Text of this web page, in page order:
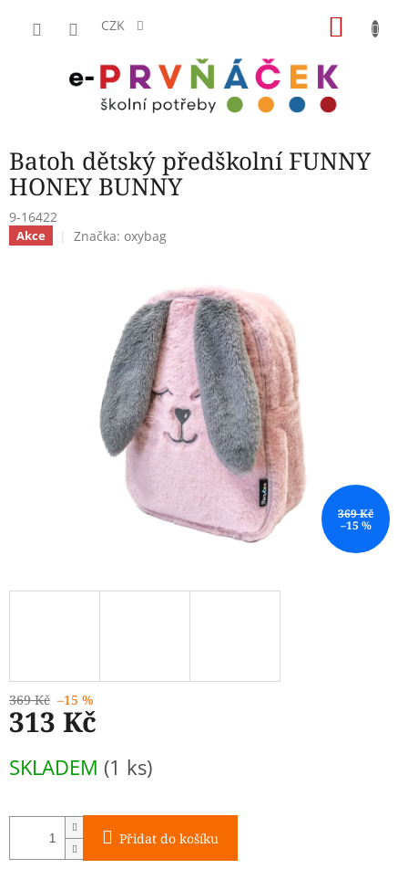
CZK
Batoh dětský předškolní FUNNY
HONEY BUNNY
9-16422
Akce Značka: oxybag
369 Kč
–15 %
369 Kč –15 %
313 Kč
cena:
SKLADEM (1 ks)
Přidat do košíku